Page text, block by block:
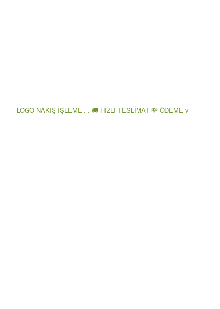
LOGO NAKIŞ İŞLEME . . 🚚 HIZLI TESLİMAT 💸 ÖDEME v